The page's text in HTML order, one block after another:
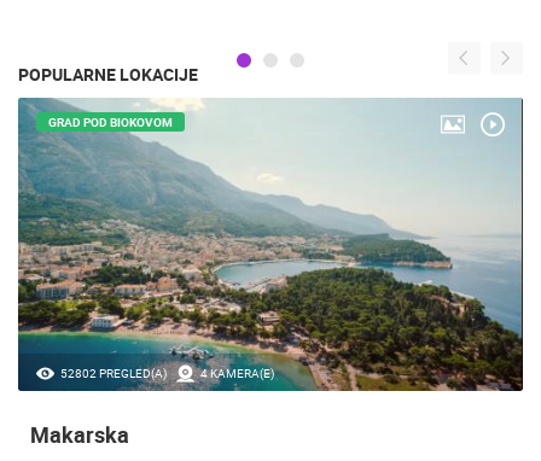
POPULARNE LOKACIJE
52802 PREGLED(A) 4 KAMERA(E)
GRAD POD BIOKOVOM
Makarska